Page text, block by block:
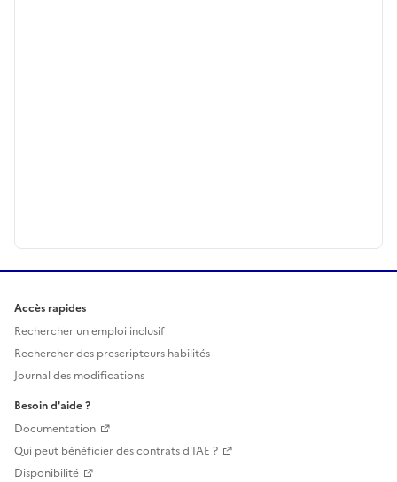
Accès rapides
Rechercher un emploi inclusif
Rechercher des prescripteurs habilités
Journal des modifications
Besoin d'aide ?
Documentation
Qui peut bénéficier des contrats d'IAE ?
Disponibilité